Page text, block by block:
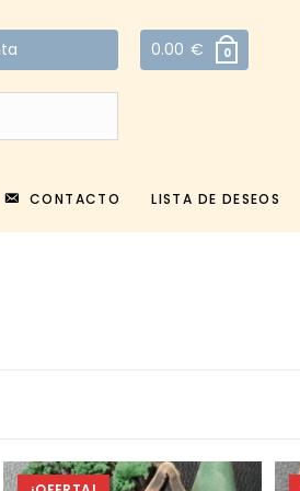
0.00 € 0
CONTACTO LISTA DE DESEOS